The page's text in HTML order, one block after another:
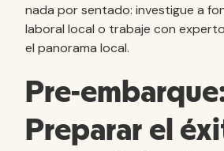
nada por sentado: investigue a
laboral local o trabaje con
el panorama local.
Pre-
Preparar el